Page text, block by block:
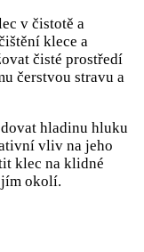
v čistotě a
klece a
čisté prostředí
čerstvou stravu a
hladinu hluku
vliv na jeho
klec na klidné
okolí.